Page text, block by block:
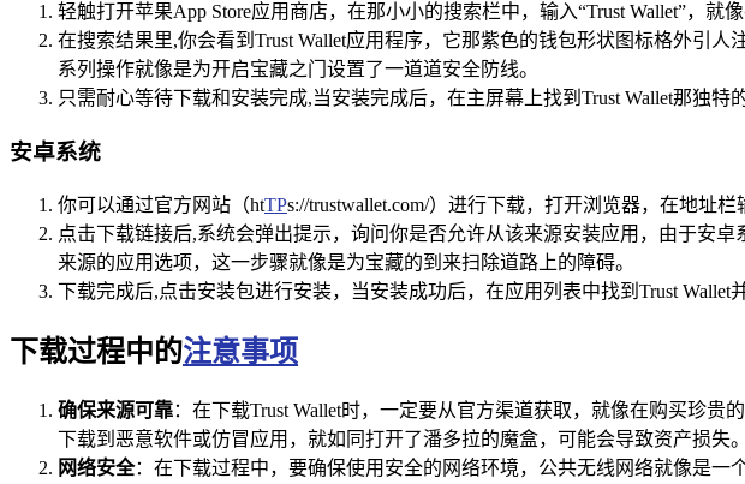
轻触打开苹果App Store应用商店，在那小小的搜索栏中，输入“Trust Wallet”，就
在搜索结果里,你会看到Trust Wallet应用程序，它那紫色的钱包形状图标格外引
系列操作就像是为开启宝藏之门设置了一道道安全防线。
只需耐心等待下载和安装完成,当安装完成后，在主屏幕上找到Trust Wallet那独
安卓系统
你可以通过官方网站（htTPs://trustwallet.com/）进行下载，打开浏览器，在地址
点击下载链接后,系统会弹出提示，询问你是否允许从该来源安装应用，由于安
来源的应用选项，这一步骤就像是为宝藏的到来扫除道路上的障碍。
下载完成后,点击安装包进行安装，当安装成功后，在应用列表中找到Trust Wallet
下载过程中的注意事项
确保来源可靠：在下载Trust Wallet时，一定要从官方渠道获取，就像在购买珍
下载到恶意软件或仿冒应用，就如同打开了潘多拉的魔盒，可能会导致资产损失。
网络安全：在下载过程中，要确保使用安全的网络环境，公共无线网络就像是